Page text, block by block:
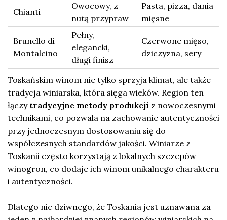
Chianti
Owocowy, z
nutą przypraw
Pasta, pizza, dania
mięsne
Brunello di
Montalcino
Pełny,
elegancki,
długi finisz
Czerwone mięso,
dziczyzna, sery
Toskańskim winom nie tylko sprzyja klimat, ale także
tradycja winiarska, która sięga wieków. Region ten
łączy tradycyjne metody produkcji z nowoczesnymi
technikami, co pozwala na zachowanie autentyczności
przy jednoczesnym dostosowaniu się do
współczesnych standardów jakości. Winiarze z
Toskanii często korzystają z lokalnych szczepów
winogron, co dodaje ich winom unikalnego charakteru
i autentyczności.
Dlatego nic dziwnego, że Toskania jest uznawana za